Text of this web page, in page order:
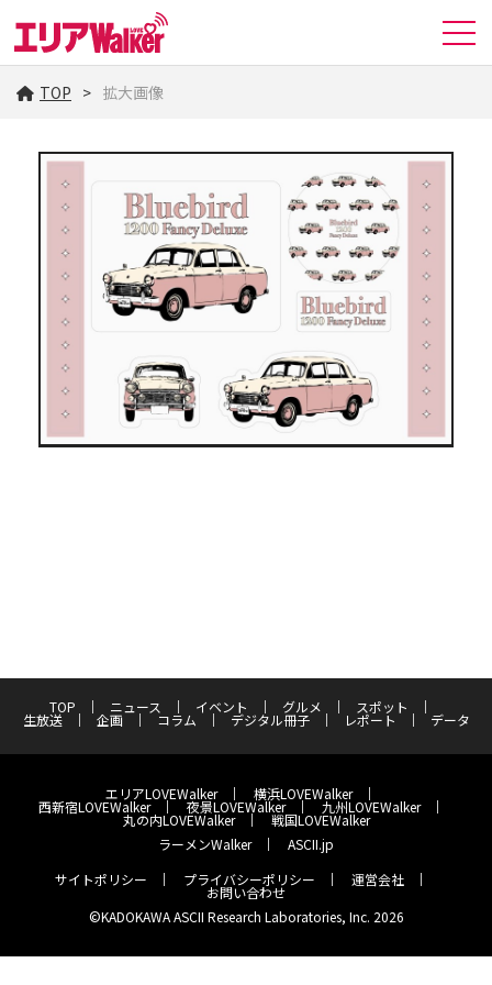
TOP 拡大画像
TOP ニュース イベント グルメ スポット
生放送 企画 コラム デジタル冊子 レポート データ
エリアLOVEWalker 横浜LOVEWalker
西新宿LOVEWalker 夜景LOVEWalker 九州LOVEWalker
丸の内LOVEWalker
戦国LOVEWalker
ラーメンWalker
ASCII.jp
サイトポリシー
プライバシーポリシー 運営会社
お問い合わせ
©KADOKAWA ASCII Research Laboratories, Inc. 2026